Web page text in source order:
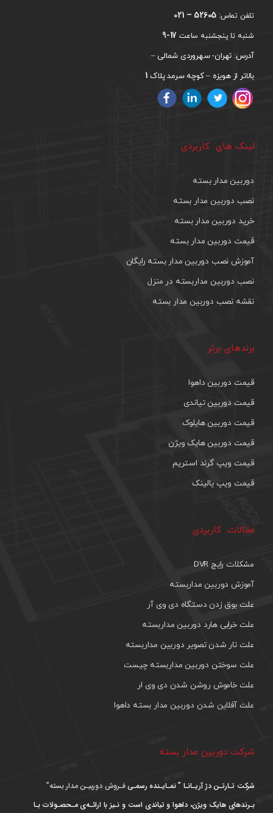
تلفن تماس: 52605 – 021
شنبه تا پنجشنبه ساعت 17-9
آدرس: تهران- سهروردی شمالی –
بالاتر از هویزه – کوچه سرمد پلاک 1
لینک های کاربردی
دوربین مدار بسته
نصب دوربین مدار بسته
خرید دوربین مدار بسته
قیمت دوربین مدار بسته
آموزش نصب دوربین مدار بسته رایگان
نصب دوربین مداربسته در منزل
نقشه نصب دوربین مدار بسته
برندهای برتر
قیمت دوربین داهوا
قیمت دوربین تیاندی
قیمت دوربین هایلوک
قیمت دوربین هایک ویژن
قیمت ویپ گرند استریم
قیمت ویپ یالینک
مقالات کاربردی
مشکلات رایج DVR
آموزش دوربین مداربسته
علت بوق زدن دستگاه دی وی آر
علت خرابی هارد دوربین مداربسته
علت تار شدن تصویر دوربین مداربسته
علت سوختن دوربین مداربسته چیست
علت خاموش روشن شدن دی وی ار
علت آفلاین شدن دوربین مدار بسته داهوا
شرکت دوربین مدار بسته
شرکت تـارتـن دژ آریـانـا ” نمـایـنده رسمـیفـروش دوربیـن مدار بسته”
بـرندهای هایک ویژن، داهوا و تیاندی است و نـیز با ارائـه‌ی مـحصـولات بـا